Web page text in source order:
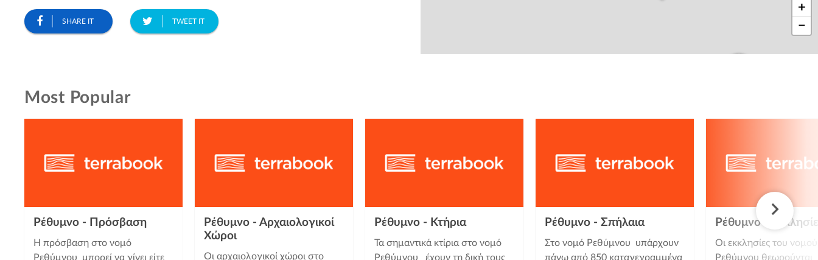
SHARE IT TWEET IT
+
−
Most Popular
Ρέθυμνο - Πρόσβαση
Η πρόσβαση στο νομό
Ρεθύμνου μπορεί να γίνει είτε
Ρέθυμνο - Αρχαιολογικοί
Χώροι
Οι αρχαιολογικοί χώροι στο
Ρέθυμνο - Κτήρια
Τα σημαντικά κτίρια στο νομό
Ρεθύμνου έχουν τη δική τους
Ρέθυμνο - Σπήλαια
Στο νομό Ρεθύμνου υπάρχουν
πάνω από 850 καταγεγραμμένα
Ρέθυμνο -
Οι εκκλησίες του νομού
Ρεθύμνου θεωρούνται